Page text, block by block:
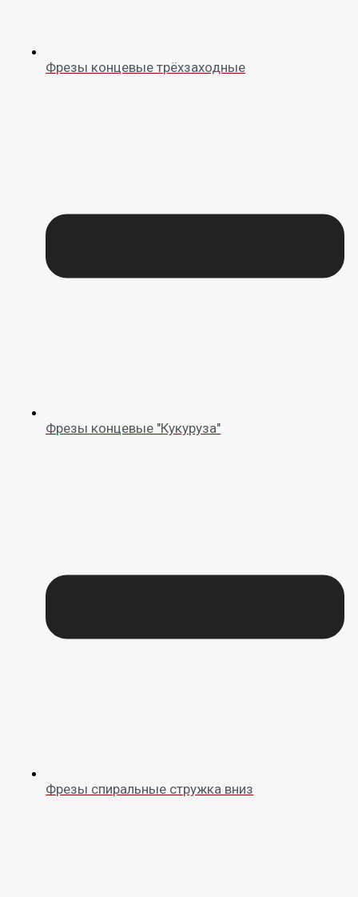
Фрезы концевые трёхзаходные
Фрезы концевые "Кукуруза"
Фрезы спиральные стружка вниз